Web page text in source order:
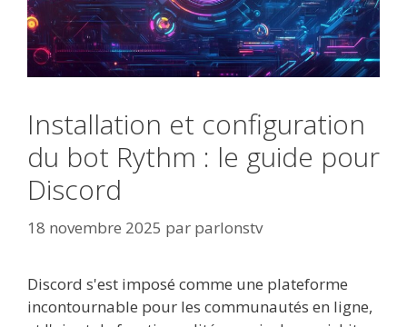
Installation et configuration
du bot Rythm : le guide pour
Discord
18 novembre 2025 par parlonstv
Discord s'est imposé comme une plateforme
incontournable pour les communautés en ligne,